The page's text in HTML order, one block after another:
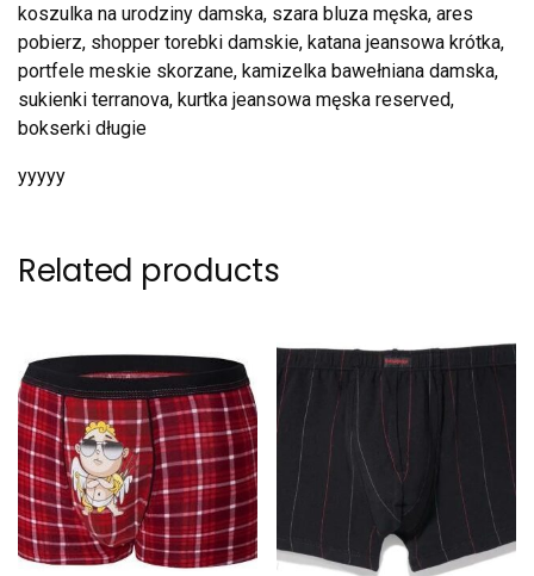
koszulka na urodziny damska, szara bluza męska, ares
pobierz, shopper torebki damskie, katana jeansowa krótka,
portfele meskie skorzane, kamizelka bawełniana damska,
sukienki terranova, kurtka jeansowa męska reserved,
bokserki długie
yyyyy
Related products